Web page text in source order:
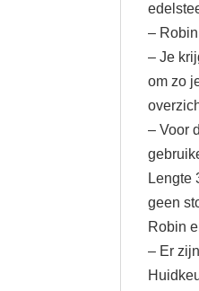
–
– Je
om zo
– Voor
Lengte
geen
Robin
– Er